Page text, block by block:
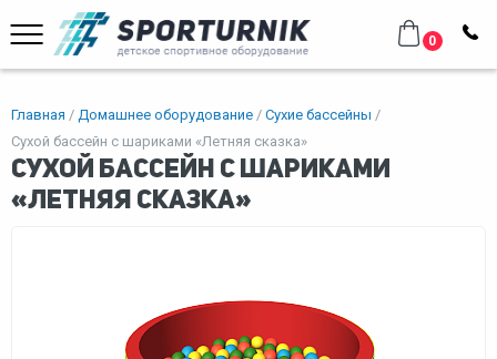
0
Главная Домашнее оборудование
Сухие бассейны
Сухой бассейн с шариками «Летняя сказка»
Сухой бассейн с шариками
«Летняя сказка»